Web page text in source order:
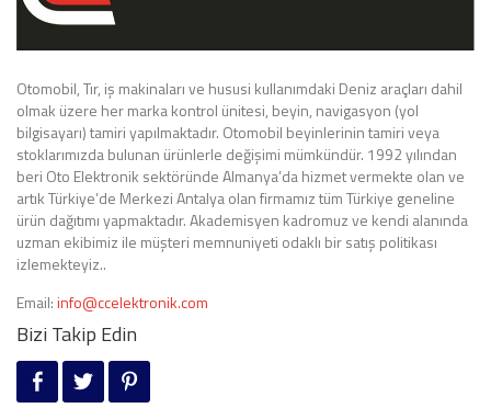
Otomobil, Tır, iş makinaları ve hususi kullanımdaki Deniz araçları dahil
olmak üzere her marka kontrol ünitesi, beyin, navigasyon (yol
bilgisayarı) tamiri yapılmaktadır. Otomobil beyinlerinin tamiri veya
stoklarımızda bulunan ürünlerle değişimi mümkündür. 1992 yılından
beri Oto Elektronik sektöründe Almanya’da hizmet vermekte olan ve
artık Türkiye’de Merkezi Antalya olan firmamız tüm Türkiye geneline
ürün dağıtımı yapmaktadır. Akademisyen kadromuz ve kendi alanında
uzman ekibimiz ile müşteri memnuniyeti odaklı bir satış politikası
izlemekteyiz..
Email:info@ccelektronik.com
Bizi Takip Edin